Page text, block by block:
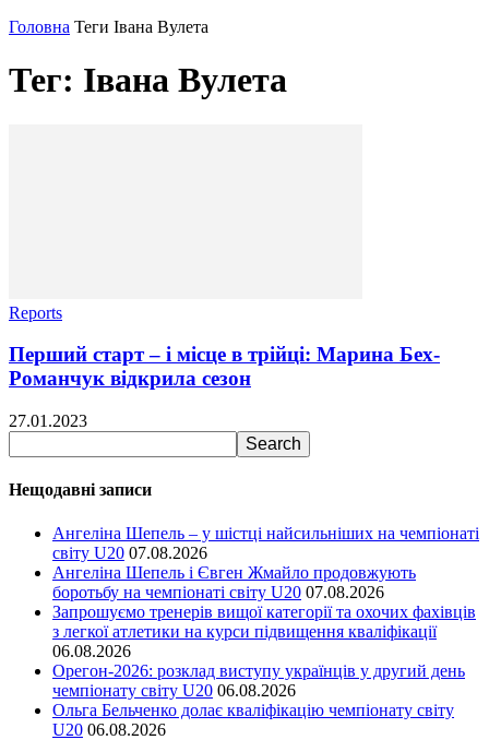
Головна Теги Івана Вулета
Тег: Івана Вулета
Reports
Перший старт – і місце в трійці: Марина Бех-
Романчук відкрила сезон
27.01.2023
Нещодавні записи
Ангеліна Шепель – у шістці найсильніших на чемпіонаті
світу U20 07.08.2026
Ангеліна Шепель і Євген Жмайло продовжують
боротьбу на чемпіонаті світу U20 07.08.2026
Запрошуємо тренерів вищої категорії та охочих фахівців
з легкої атлетики на курси підвищення кваліфікації
06.08.2026
Орегон-2026: розклад виступу українців у другий день
чемпіонату світу U20 06.08.2026
Ольга Бельченко долає кваліфікацію чемпіонату світу
U20 06.08.2026